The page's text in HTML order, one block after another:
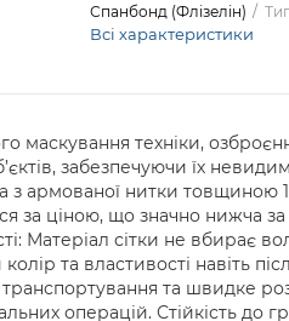
Спанбонд (Флізелін)
Всі характеристики
маскування техніки,
забезпечуючи їх
з армованої нитки товщиною
за ціною, що значно нижча
Матеріал сітки не вбирає
та властивості навіть
та швидке
операцій. Стійкість до